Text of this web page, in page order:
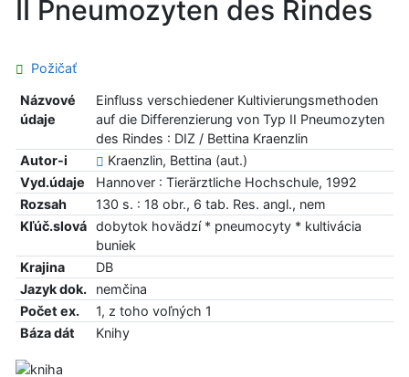
II Pneumozyten des Rindes
Požičať
Názvové
údaje
Einfluss verschiedener Kultivierungsmethoden
auf die Differenzierung von Typ II Pneumozyten
des Rindes : DIZ / Bettina Kraenzlin
Autor-i
Kraenzlin, Bettina (aut.)
Vyd.údaje
Hannover : Tierärztliche Hochschule, 1992
Rozsah
130 s. : 18 obr., 6 tab. Res. angl., nem
Kľúč.slová
dobytok hovädzí * pneumocyty * kultivácia
buniek
Krajina
DB
Jazyk dok.
nemčina
Počet ex.
1, z toho voľných 1
Báza dát
Knihy